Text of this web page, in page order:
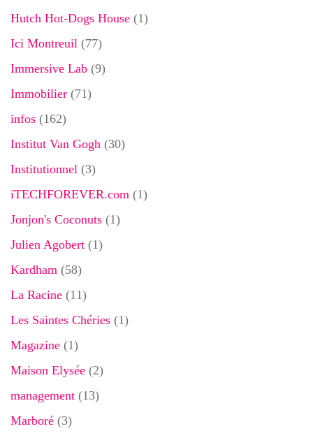
Hutch Hot-Dogs House (1)
Ici Montreuil (77)
Immersive Lab (9)
Immobilier (71)
infos (162)
Institut Van Gogh (30)
Institutionnel (3)
iTECHFOREVER.com (1)
Jonjon's Coconuts (1)
Julien Agobert (1)
Kardham (58)
La Racine (11)
Les Saintes Chéries (1)
Magazine (1)
Maison Elysée (2)
management (13)
Marboré (3)